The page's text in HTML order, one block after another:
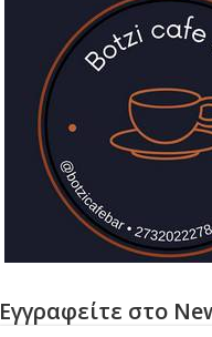
Εγγραφείτε στο